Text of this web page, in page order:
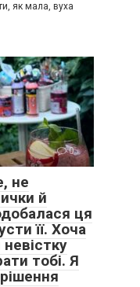
як мала, вуха
0
не
й
ця
її. Хоча
тобі. Я